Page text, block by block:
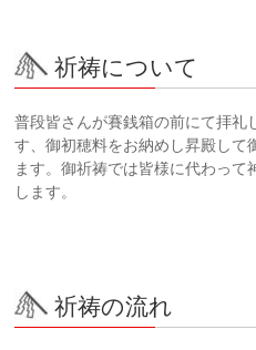
祈祷について
普段皆さんが賽銭箱の前にて拝礼
す、御初穂料をお納めし昇殿して
ます。御祈祷では皆様に代わって
します。
祈祷の流れ